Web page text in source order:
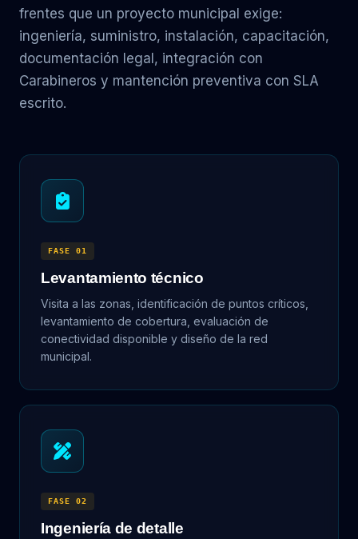
frentes que un proyecto municipal exige:
ingeniería, suministro, instalación, capacitación,
documentación legal, integración con
Carabineros y mantención preventiva con SLA
escrito.
FASE 01
Levantamiento técnico
Visita a las zonas, identificación de puntos críticos,
levantamiento de cobertura, evaluación de
conectividad disponible y diseño de la red
municipal.
FASE 02
Ingeniería de detalle